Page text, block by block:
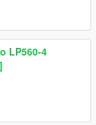
LP560-4